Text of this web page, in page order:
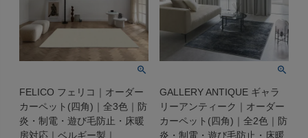
FELICO フェリコ｜オーダー
カーペット(四角)｜全3色｜防
炎・制電・遊び毛防止・床暖
房対応｜ベルギー製｜
GALLERY ANTIQUE ギャラ
リーアンティーク｜オーダー
カーペット(四角)｜全2色｜防
炎・制電・遊び毛防止・床暖